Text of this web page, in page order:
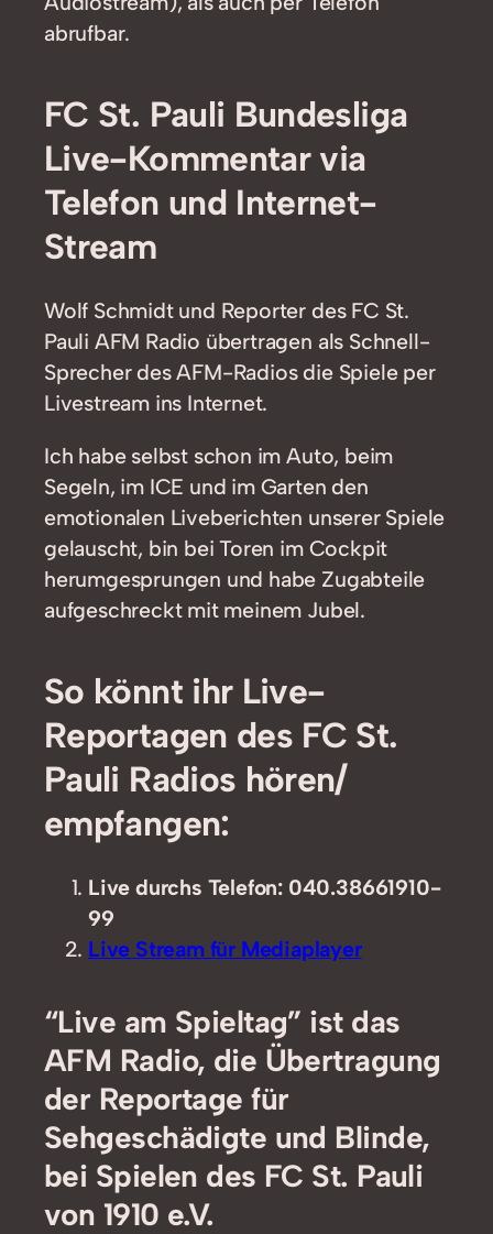
abrufbar.
FC St. Pauli Bundesliga
Live-Kommentar via
Telefon und Internet-
Stream
Wolf Schmidt und Reporter des FC St.
Pauli AFM Radio übertragen als Schnell-
Sprecher des AFM-Radios die Spiele per
Livestream ins Internet.
Ich habe selbst schon im Auto, beim
Segeln, im ICE und im Garten den
emotionalen Liveberichten unserer Spiele
gelauscht, bin bei Toren im Cockpit
herumgesprungen und habe Zugabteile
aufgeschreckt mit meinem Jubel.
So könnt ihr Live-
Reportagen des FC St.
Pauli Radios hören/
empfangen:
Live durchs Telefon: 040.38661910-
99
Live Stream für Mediaplayer
“Live am Spieltag” ist das
AFM Radio, die Übertragung
der Reportage für
Sehgeschädigte und Blinde,
bei Spielen des FC St. Pauli
von 1910 e.V.